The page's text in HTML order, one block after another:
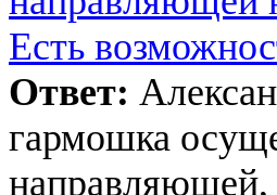
Есть
Ответ:
гармошка
направляющей,